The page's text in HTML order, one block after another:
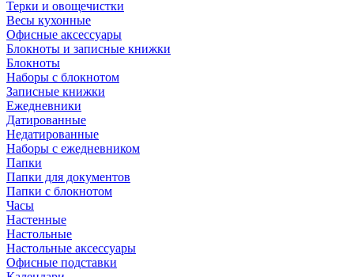
Терки и овощечистки
Весы кухонные
Офисные аксессуары
Блокноты и записные книжки
Блокноты
Наборы с блокнотом
Записные книжки
Ежедневники
Датированные
Недатированные
Наборы с ежедневником
Папки
Папки для документов
Папки с блокнотом
Часы
Настенные
Настольные
Настольные аксессуары
Офисные подставки